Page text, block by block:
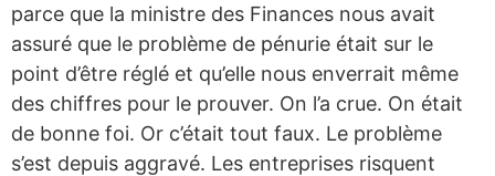
parce que la ministre des Finances nous avait
assuré que le problème de pénurie était sur le
point d’être réglé et qu’elle nous enverrait même
des chiffres pour le prouver. On l’a crue. On était
de bonne foi. Or c’était tout faux. Le problème
s’est depuis aggravé. Les entreprises risquent